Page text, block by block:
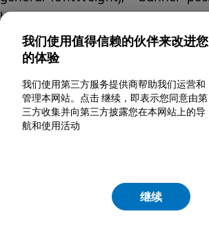
我们使用值得信赖的伙伴来改进您
的体验
我们使用第三方服务提供商帮助我们运营和
管理本网站。点击 继续，即表示您同意由第
三方收集并向第三方披露您在本网站上的导
航和使用活动
继续